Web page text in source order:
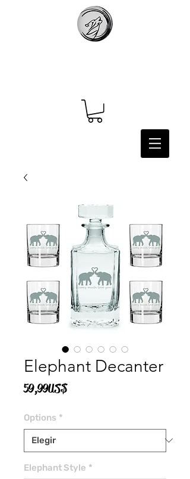
Elephant Decanter
59,99 US$Precio
Options *
Elephant Style *